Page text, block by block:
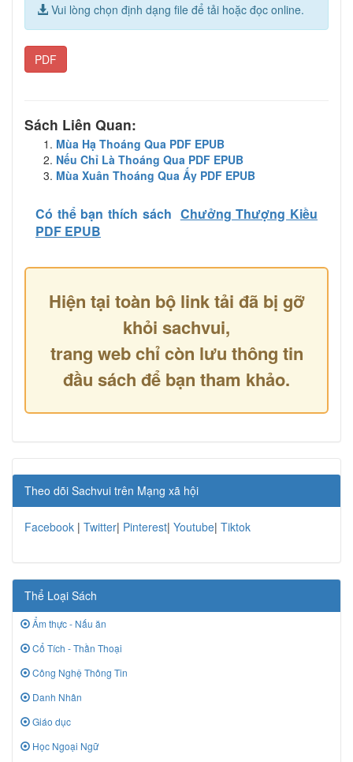
Vui lòng chọn định dạng file để tải hoặc đọc online.
PDF
Sách Liên Quan:
Mùa Hạ Thoáng Qua PDF EPUB
Nếu Chỉ Là Thoáng Qua PDF EPUB
Mùa Xuân Thoáng Qua Ấy PDF EPUB
Có thể bạn thích sách Chưởng Thượng Kiều
PDF EPUB
Hiện tại toàn bộ link tải đã bị gỡ
khỏi sachvui,
trang web chỉ còn lưu thông tin
đầu sách để bạn tham khảo.
Theo dõi Sachvui trên Mạng xã hội
Facebook | Twitter| Pinterest| Youtube| Tiktok
Thể Loại Sách
Ẩm thực - Nấu ăn
Cổ Tích - Thần Thoại
Công Nghệ Thông Tin
Danh Nhân
Giáo dục
Học Ngoại Ngữ